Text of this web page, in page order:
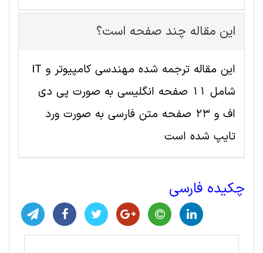
این مقاله چند صفحه است؟
این مقاله ترجمه شده مهندسی کامپیوتر و IT
شامل 11 صفحه انگلیسی به صورت پی دی
اف و 23 صفحه متن فارسی به صورت ورد
تایپ شده است
چکیده فارسی